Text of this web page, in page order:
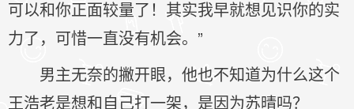
可以和你正面较量了！其实我早就想见识你的实
力了，可惜一直没有机会。”
男主无奈的撇开眼，他也不知道为什么这个
王浩老是想和自己打一架，是因为苏晴吗？